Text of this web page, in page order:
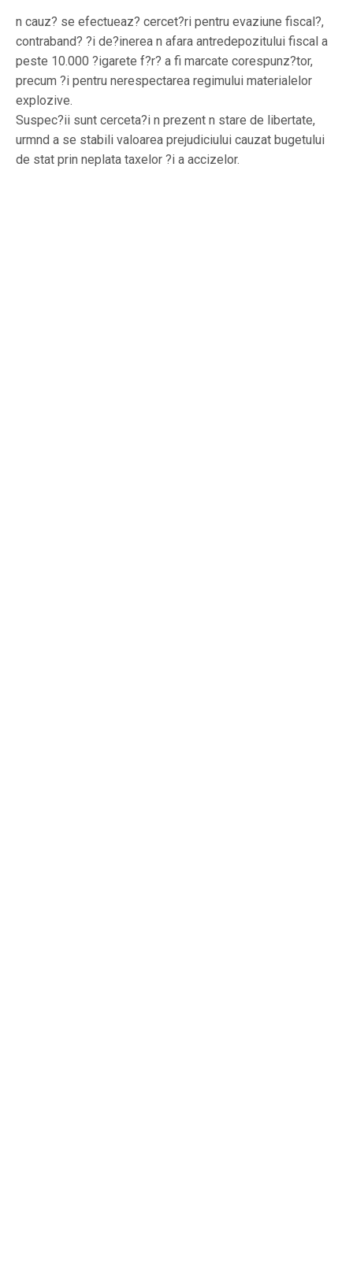
n cauz? se efectueaz? cercet?ri pentru evaziune fiscal?,
contraband? ?i de?inerea n afara antredepozitului fiscal a
peste 10.000 ?igarete f?r? a fi marcate corespunz?tor,
precum ?i pentru nerespectarea regimului materialelor
explozive.
Suspec?ii sunt cerceta?i n prezent n stare de libertate,
urmnd a se stabili valoarea prejudiciului cauzat bugetului
de stat prin neplata taxelor ?i a accizelor.